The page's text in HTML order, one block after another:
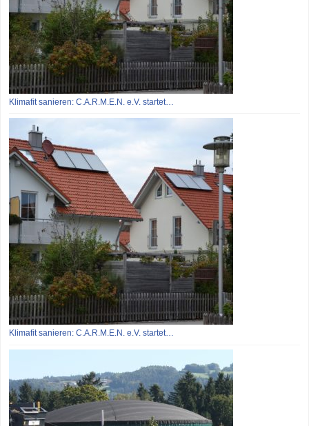
Klimafit sanieren: C.A.R.M.E.N. e.V. startet…
Klimafit sanieren: C.A.R.M.E.N. e.V. startet…